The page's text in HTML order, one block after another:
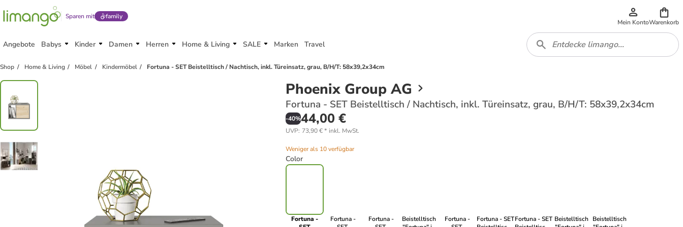
Sparen mit family
Mein KontoWarenkorb
Angebote Babys Kinder Damen Herren Home & Living SALE Marken Travel
Shop Home & Living Möbel Kindermöbel Fortuna - SET Beistelltisch / Nachtisch, inkl. Türeinsatz, grau, B/H/T: 58x39,2x34cm
Phoenix Group AG
Fortuna - SET Beistelltisch / Nachtisch, inkl. Türeinsatz, grau, B/H/T: 58x39,2x34cm
-40%44,00 €
UVP: 73,90 €* inkl. MwSt.
Weniger als 10 verfügbar
Color
Fortuna -
Fortuna -
Fortuna -
Beistelltisch
Fortuna -
Fortuna - SETFortuna - SET Beistelltisch Beistelltisch